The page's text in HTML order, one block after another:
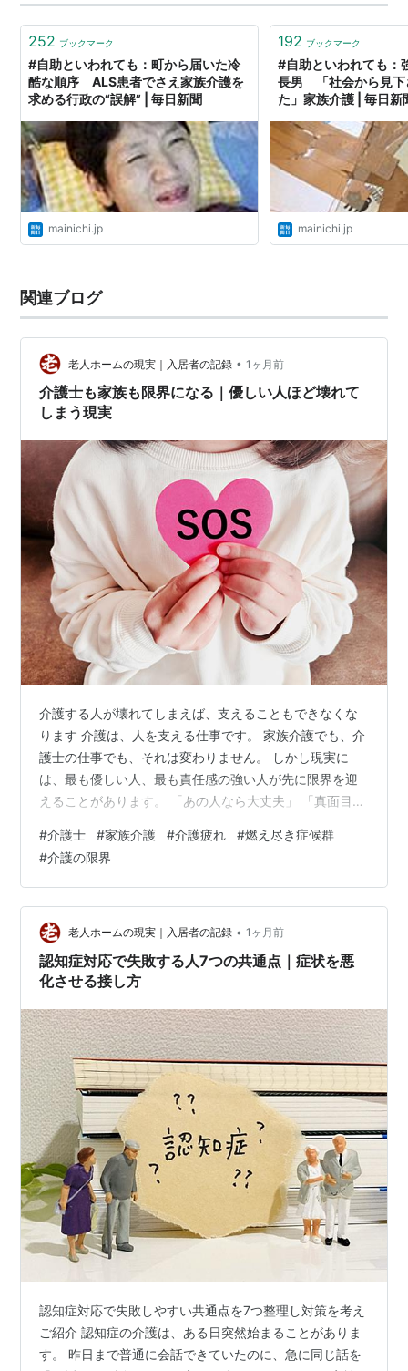
計、薬局。 気が付けば、お…
252 ブックマーク
#自助といわれても：町から届いた冷
酷な順序 ALS患者でさえ家族介護を
求める行政の“誤解” | 毎日新聞
mainichi.jp
192 ブックマーク
#自助といわれても：
長男 「社会から見下
た」家族介護 | 毎日新
mainichi.jp
関連ブログ
老人ホームの現実｜入居者の記録 • 1ヶ月前
介護士も家族も限界になる｜優しい人ほど壊れて
しまう現実
介護する人が壊れてしまえば、支えることもできなくな
ります 介護は、人を支える仕事です。 家族介護でも、介
護士の仕事でも、それは変わりません。 しかし現実に
は、最も優しい人、最も責任感の強い人が先に限界を迎
えることがあります。 「あの人なら大丈夫」 「真面目だ
うちに疲れをため込んでしまうのです。 今回は、なぜ優
しい人ほど壊れやすいのかを考えてみます。 ■ 「自分が
やらなければ」と考えてしまう 優しい人は責任感が強い
傾向があります。 家族介護では、 「親だから面倒を見る
のは当然」 「自分しかいない」 と考えてしまいます。
介護士も同じです。 利用…
#介護士 #家族介護 #介護疲れ #燃え尽き症候群
#介護の限界
老人ホームの現実｜入居者の記録 • 1ヶ月前
認知症対応で失敗する人7つの共通点｜症状を悪
化させる接し方
認知症対応で失敗しやすい共通点を7つ整理し対策を考え
ご紹介 認知症の介護は、ある日突然始まることがありま
す。 昨日まで普通に会話できていたのに、急に同じ話を